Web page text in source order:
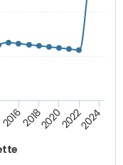
20162018202020222024